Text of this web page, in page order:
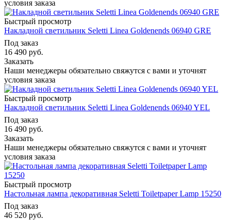
условия заказа
Быстрый просмотр
Накладной светильник Seletti Linea Goldenends 06940 GRE
Под заказ
16 490 руб.
Заказать
Наши менеджеры обязательно свяжутся с вами и уточнят
условия заказа
Быстрый просмотр
Накладной светильник Seletti Linea Goldenends 06940 YEL
Под заказ
16 490 руб.
Заказать
Наши менеджеры обязательно свяжутся с вами и уточнят
условия заказа
Быстрый просмотр
Настольная лампа декоративная Seletti Toiletpaper Lamp 15250
Под заказ
46 520 руб.